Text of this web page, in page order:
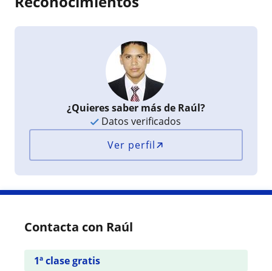
¿Quieres saber más de Raúl?
Datos verificados
Ver perfil
Contacta con Raúl
1ª clase gratis